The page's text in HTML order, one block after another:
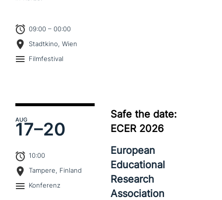
09:00 – 00:00
Stadtkino, Wien
Filmfestival
AUG
17–20
10:00
Tampere, Finland
Konferenz
Safe the date:
ECER 2026
European
Educational
Research
Association